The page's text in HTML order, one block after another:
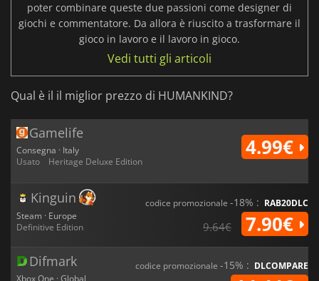
poter combinare queste due passioni come designer di
giochi e commentatore. Da allora è riuscito a trasformare il
gioco in lavoro e il lavoro in gioco.
Vedi tutti gli articoli
Qual è il il miglior prezzo di HUMANKIND?
Gamelife
Consegna · Italy
Usato
Heritage Deluxe Edition
4.99€
Kinguin
Steam · Europe
Definitive Edition
codice promozionale -18% : RAB20DLC
9.64€ 7.90€
Difmark codice promozionale -15% : DLCOMPARE